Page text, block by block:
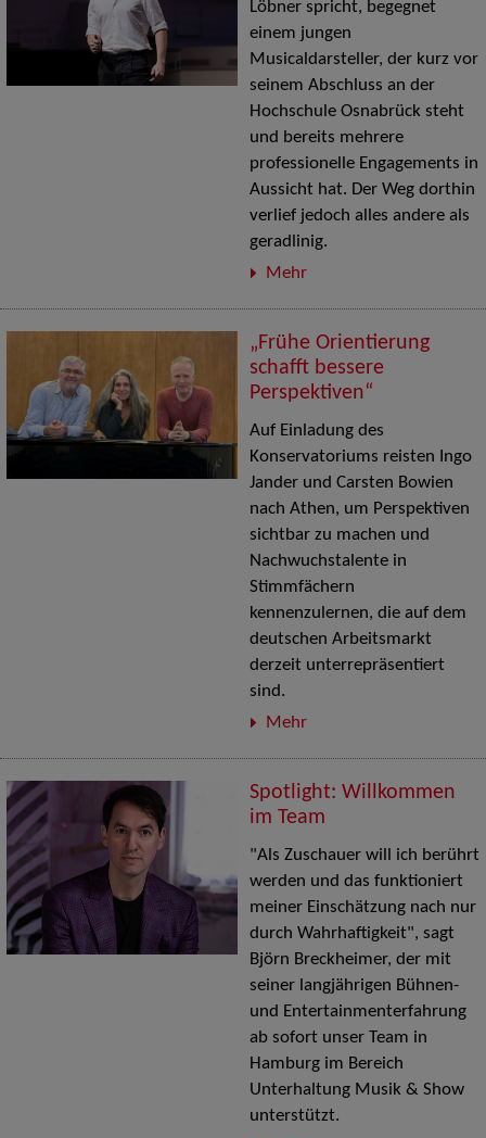
Löbner spricht, begegnet
einem jungen
Musicaldarsteller, der kurz vor
seinem Abschluss an der
Hochschule Osnabrück steht
und bereits mehrere
professionelle Engagements in
Aussicht hat. Der Weg dorthin
verlief jedoch alles andere als
geradlinig.
Mehr
„Frühe Orientierung
schafft bessere
Perspektiven“
Auf Einladung des
Konservatoriums reisten Ingo
Jander und Carsten Bowien
nach Athen, um Perspektiven
sichtbar zu machen und
Nachwuchstalente in
Stimmfächern
kennenzulernen, die auf dem
deutschen Arbeitsmarkt
derzeit unterrepräsentiert
sind.
Mehr
Spotlight: Willkommen
im Team
"Als Zuschauer will ich berührt
werden und das funktioniert
meiner Einschätzung nach nur
durch Wahrhaftigkeit", sagt
Björn Breckheimer, der mit
seiner langjährigen Bühnen-
und Entertainmenterfahrung
ab sofort unser Team in
Hamburg im Bereich
Unterhaltung Musik & Show
unterstützt.